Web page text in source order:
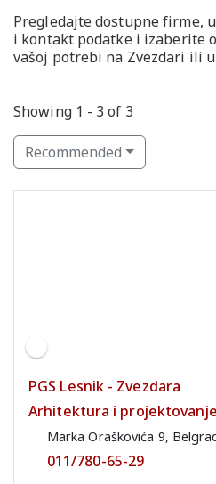
Pregledajte dostupne firme,
i kontakt podatke i izaberite
vašoj potrebi na Zvezdari ili
Showing 1 - 3 of 3
Recommended
PGS Lesnik - Zvezdara
Arhitektura i projektovanje
Marka Oraškovića 9,
011/780-65-29